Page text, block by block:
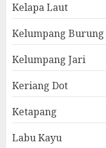
Kelapa Laut
Kelumpang Burung
Kelumpang Jari
Keriang Dot
Ketapang
Labu Kayu